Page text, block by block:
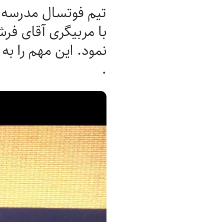
با مربیگری آقای
نمود. این مهم را
.